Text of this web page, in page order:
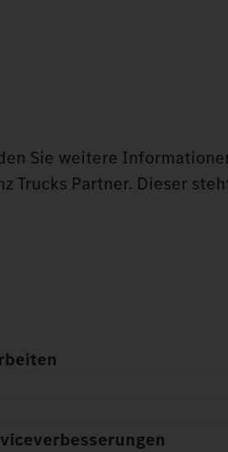
Sie weitere
Trucks Partner. Dieser